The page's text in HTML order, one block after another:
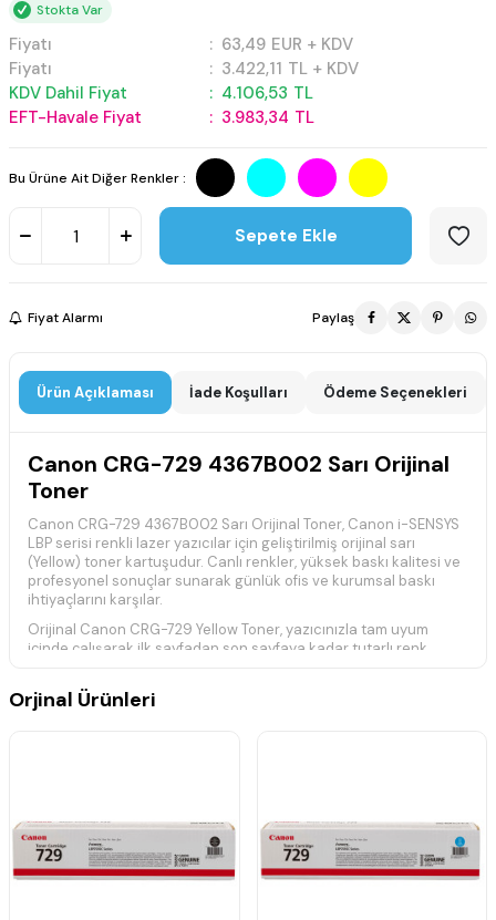
Stokta Var
Fiyatı : 63,49 EUR + KDV
Fiyatı
: 3.422,11 TL + KDV
KDV Dahil Fiyat
: 4.106,53 TL
EFT-Havale Fiyat
: 3.983,34 TL
Bu Ürüne Ait Diğer Renkler :
Sepete Ekle
Fiyat Alarmı Paylaş
Ürün Açıklaması İade Koşulları Ödeme Seçenekleri
Canon CRG-729 4367B002 Sarı Orijinal
Toner
Canon CRG-729 4367B002 Sarı Orijinal Toner, Canon i-SENSYS
LBP serisi renkli lazer yazıcılar için geliştirilmiş orijinal sarı
(Yellow) toner kartuşudur. Canlı renkler, yüksek baskı kalitesi ve
profesyonel sonuçlar sunarak günlük ofis ve kurumsal baskı
ihtiyaçlarını karşılar.
Orijinal Canon CRG-729 Yellow Toner, yazıcınızla tam uyum
içinde çalışarak ilk sayfadan son sayfaya kadar tutarlı renk
sayesinde yazıcınızın performansını korur ve uzun ömürlü,
güvenilir kullanım sunar.
Teknik Özellikler
Ürün Kodu:CRG-729 / 4367B002
Ürün Tipi:Orijinal Toner Kartuşu
Orjinal Ürünleri